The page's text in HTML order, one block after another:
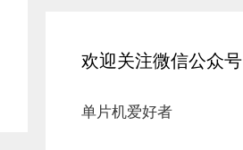
欢迎关注微信公众号
单片机爱好者